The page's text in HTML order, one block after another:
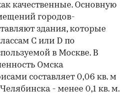
качественные. Основную
городов-
здания, которые
C или D по
в Москве. В
Омска
составляет 0,06 кв. м
- менее 0,1 кв. м.